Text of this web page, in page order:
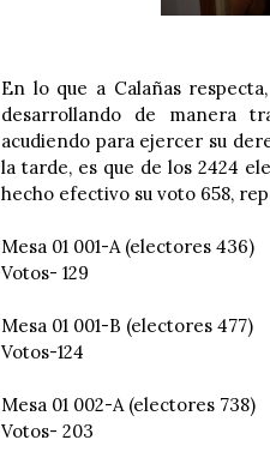
En lo que a Calañas
desarrollando de manera
acudiendo para ejercer su
la tarde, es que de los 2424
hecho efectivo su voto 658,
Mesa 01 001-A (electores 436)
Votos- 129
Mesa 01 001-B (electores 477)
Votos-124
Mesa 01 002-A (electores 738)
Votos- 203